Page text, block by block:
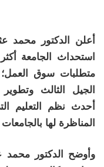
أعلن الدكتور محمد
متطلبات سوق
الجيل الثالث وتطوير
أحدث نظم التعليم
المناظرة لها